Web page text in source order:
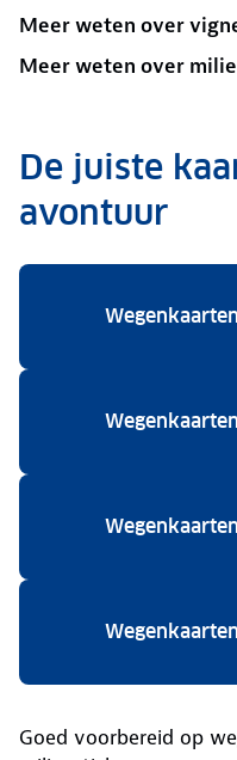
Meer weten over
Meer weten over
De juiste
avontuur
Goed voorbereid op